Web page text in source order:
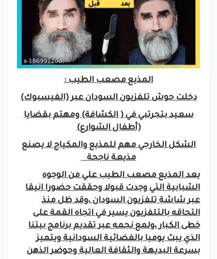
المذيع مصعب الطيب :
دخلت حوش تلفزيون السودان عبر (الفيسبوك)
سعيد بتجرتبي في ( الكشافة) ومهتم بقضايا
(أطفال الشوارع)
الشكل الخارجي مهم للمذيع والمكياج لا يصنع
مذيعة ناجحة
يعد المذيع مصعب الطيب علي من الوجوه
الشبابية التي وجدت قبولا وحققت حضورا انيقا
عبر شاشة تلفزيون السودان ،وقد ظل منذ
التحاقه بالتلفزيون يسير في اتجاه القمة على
خطى الكبار ،ولمع نجمه عبر تقديم برنامج بيتنا
الذي يبث يوميا بالفضائية السودانية ويتميز
بسرعة البديهة والثقافة العالية وحوضر الذهن